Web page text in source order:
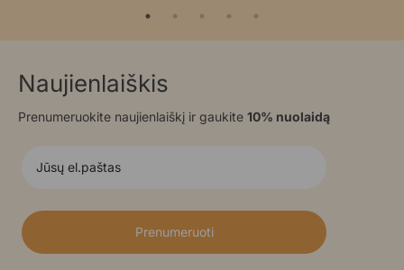
Naujienlaiškis
Prenumeruokite naujienlaiškį ir gaukite 10% nuolaidą
Prenumeruoti